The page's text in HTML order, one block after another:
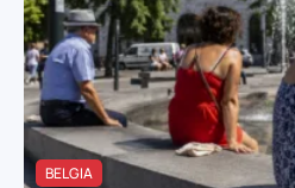
BELGIA